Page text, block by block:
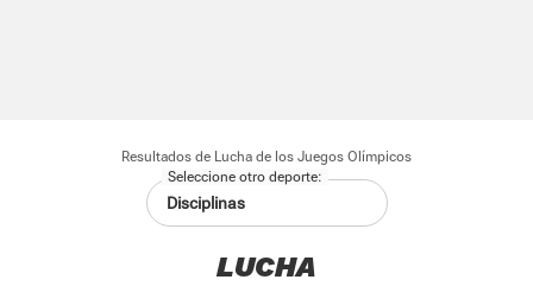
Resultados de Lucha de los Juegos Olímpicos
Seleccione otro deporte:
LUCHA